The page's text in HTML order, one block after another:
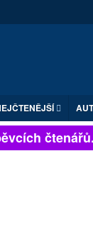
čtenářů.